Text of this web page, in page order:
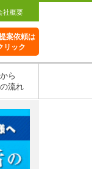
社概要
案依頼は
リック
ら
流れ